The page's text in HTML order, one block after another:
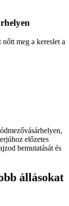
meg a kereslet a
előzetes
bemutatását és
állásokat